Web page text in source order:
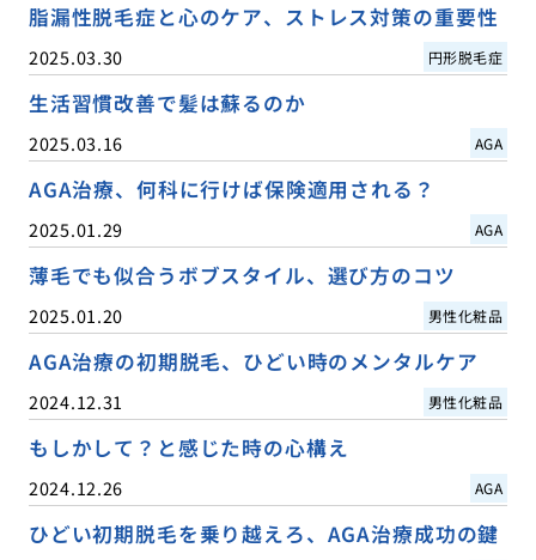
脂漏性脱毛症と心のケア、ストレス対策の重要性
2025.03.30 円形脱毛症
生活習慣改善で髪は蘇るのか
2025.03.16 AGA
AGA治療、何科に行けば保険適用される？
2025.01.29 AGA
薄毛でも似合うボブスタイル、選び方のコツ
2025.01.20 男性化粧品
AGA治療の初期脱毛、ひどい時のメンタルケア
2024.12.31 男性化粧品
もしかして？と感じた時の心構え
2024.12.26 AGA
ひどい初期脱毛を乗り越えろ、AGA治療成功の鍵